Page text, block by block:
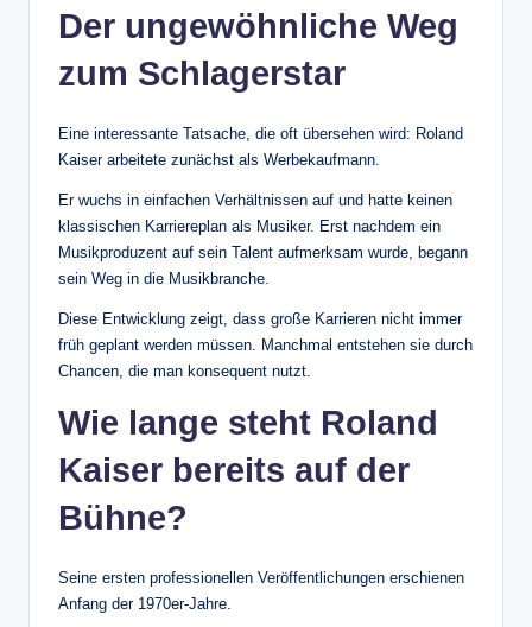
Der ungewöhnliche Weg
zum Schlagerstar
Eine interessante Tatsache, die oft übersehen wird: Roland
Kaiser arbeitete zunächst als Werbekaufmann.
Er wuchs in einfachen Verhältnissen auf und hatte keinen
klassischen Karriereplan als Musiker. Erst nachdem ein
Musikproduzent auf sein Talent aufmerksam wurde, begann
sein Weg in die Musikbranche.
Diese Entwicklung zeigt, dass große Karrieren nicht immer
früh geplant werden müssen. Manchmal entstehen sie durch
Chancen, die man konsequent nutzt.
Wie lange steht Roland
Kaiser bereits auf der
Bühne?
Seine ersten professionellen Veröffentlichungen erschienen
Anfang der 1970er-Jahre.